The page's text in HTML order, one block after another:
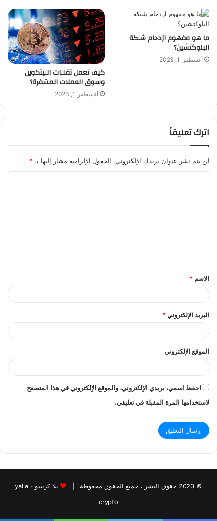
ما هو مفهوم ازدحام شبكة
البلوكتشين؟
أغسطس 1, 2023
كيف تعمل تقلبات البيتكوين
وسوق العملات المشفرة؟
أغسطس 1, 2023
اترك تعليقاً
لن يتم نشر عنوان بريدك الإلكتروني. الحقول الإلزامية مشار إليها بـ *
ق
*
الاسم *
البريد الإلكتروني*
الموقع الإلكتروني
احفظ اسمي، بريدي الإلكتروني، والموقع الإلكتروني في هذا المتصفح
لاستخدامها المرة المقبلة في تعليقي.
© 2023 حقوق النشر ، جميع الحقوق محفوظة |
يلا كريبتو - yalla
crypto